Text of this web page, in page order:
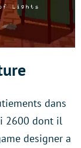
dans
2600 dont il
designer a